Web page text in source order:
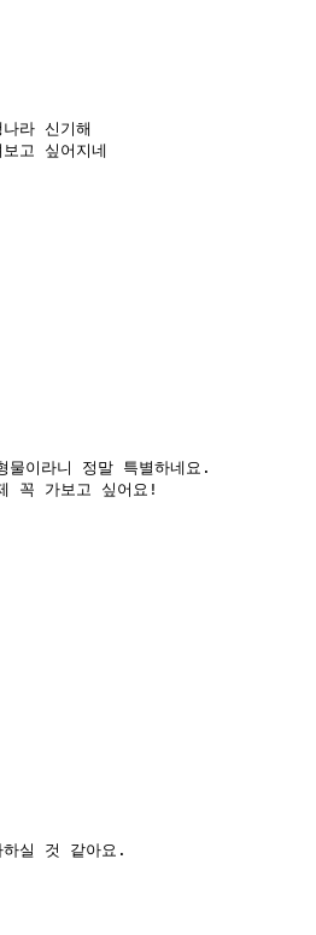
라 신기해
고 싶어지네
물이라니 정말 특별하네요.
꼭 가보고 싶어요!
실 것 같아요.